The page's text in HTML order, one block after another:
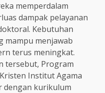
memperdalam
dampak pelayanan
Kebutuhan
mampu menjawab
terus meningkat.
tersebut, Program
Institut Agama
dengan kurikulum